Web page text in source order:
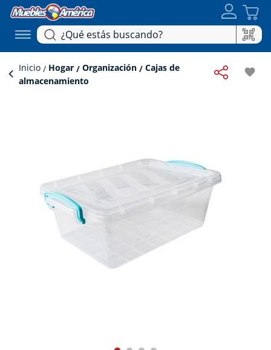
Inicio Hogar Organización Cajas de
almacenamiento
favorite